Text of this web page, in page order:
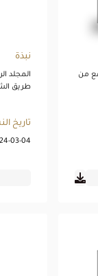
من
نبذة
المجلد
طريق
تاريخ
03-04